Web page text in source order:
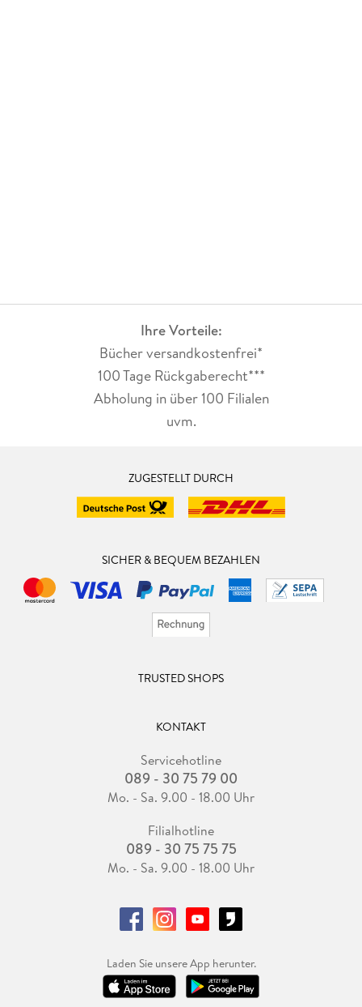
Ihre Vorteile:
Bücher versandkostenfrei*
100 Tage Rückgaberecht***
Abholung in über 100 Filialen
uvm.
ZUGESTELLT DURCH
SICHER & BEQUEM BEZAHLEN
TRUSTED SHOPS
KONTAKT
Servicehotline
089 - 30 75 79 00
Mo. - Sa. 9.00 - 18.00 Uhr
Filialhotline
089 - 30 75 75 75
Mo. - Sa. 9.00 - 18.00 Uhr
Laden Sie unsere App herunter.